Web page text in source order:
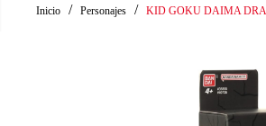
Inicio Personajes KID GOKU DAIMA